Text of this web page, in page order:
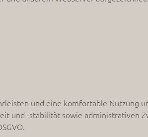
und eine komfortable Nutzung
und -stabilität sowie administrativen